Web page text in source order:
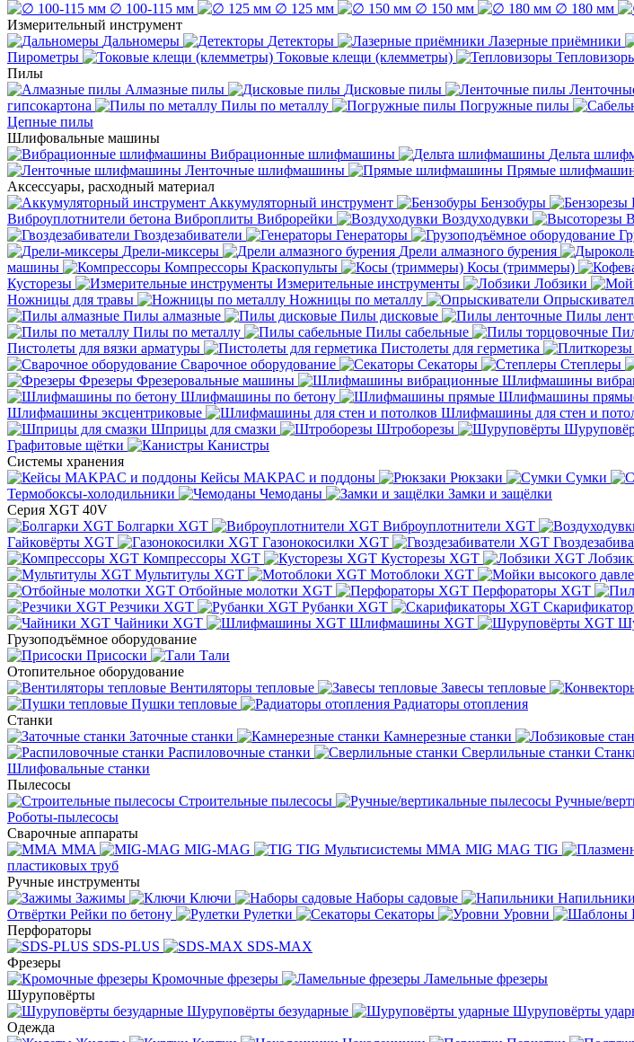
∅ 100-115 мм
∅ 125 мм ∅ 150 мм ∅ 180 мм
Измерительный инструмент
Дальномеры
Детекторы Лазерные приёмники
Пирометры
Токовые клещи (клемметры)
Пилы
Алмазные пилы
Дисковые пилы
гипсокартона
Пилы по металлу Погружные пилы
Цепные пилы
Шлифовальные машины
Вибрационные шлифмашины
Дельта
Ленточные шлифмашины
Прямые
Аксессуары, расходный материал
Аккумуляторный инструмент
Бензобуры
Виброуплотнители бетона Виброплиты Виброрейки Воздуходувки
Гвоздезабиватели
Генераторы
Дрели-миксеры
Дрели алмазного бурения
машины
Компрессоры Краскопульты Косы (триммеры)
Кусторезы
Измерительные инструменты Лобзики
Ножницы для травы
Ножницы по металлу
Пилы алмазные
Пилы дисковые Пилы
Пилы по металлу
Пилы сабельные
Пистолеты для вязки арматуры
Пистолеты для герметика
Сварочное оборудование
Секаторы Степлеры
Фрезеры Фрезеровальные машины Шлифмашины
Шлифмашины по бетону
Шлифмашины
Шлифмашины эксцентриковые
Шлифмашины для стен и
Шприцы для смазки
Штроборезы
Графитовые щётки
Канистры
Системы хранения
Кейсы MAKPAC и поддоны
Рюкзаки Сумки
Термобоксы-холодильники
Чемоданы
Замки и защёлки
Серия XGT 40V
Болгарки XGT
Виброуплотнители XGT
Гайковёрты XGT
Газонокосилки XGT
Компрессоры XGT
Кусторезы XGT
Мультитулы XGT
Мотоблоки XGT
Отбойные молотки XGT
Перфораторы XGT
Резчики XGT
Рубанки XGT
Чайники XGT
Шлифмашины XGT
Грузоподъёмное оборудование
Присоски
Тали
Отопительное оборудование
Вентиляторы тепловые
Завесы тепловые
Пушки тепловые
Радиаторы отопления
Станки
Заточные станки
Камнерезные станки
Распиловочные станки
Сверлильные станки
Шлифовальные станки
Пылесосы
Строительные пылесосы
Ручные/
Роботы-пылесосы
Сварочные аппараты
MMA
MIG-MAG TIG Мультисистемы ММА MIG MAG TIG
пластиковых труб
Ручные инструменты
Зажимы
Ключи Наборы садовые Напильники
Отвёртки Рейки по бетону Рулетки Секаторы Уровни
Перфораторы
SDS-PLUS
SDS-MAX
Фрезеры
Кромочные фрезеры
Ламельные фрезеры
Шуруповёрты
Шуруповёрты безударные
Шуруповёрты
Одежда